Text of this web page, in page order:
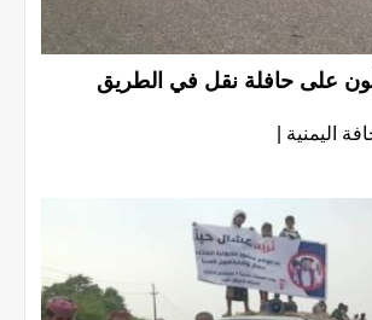
على حافلة نقل في الطريق
اليمنية |